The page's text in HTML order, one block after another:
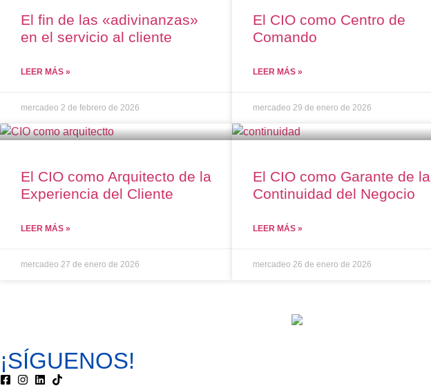
El fin de las «adivinanzas»
en el servicio al cliente
LEER MÁS »
mercadeo 2 de febrero de 2026
El CIO como Centro de
Comando
LEER MÁS »
mercadeo 29 de enero de 2026
El CIO como Arquitecto de la
Experiencia del Cliente
LEER MÁS »
mercadeo 27 de enero de 2026
El CIO como Garante de la
Continuidad del Negocio
LEER MÁS »
mercadeo 26 de enero de 2026
¡SÍGUENOS!